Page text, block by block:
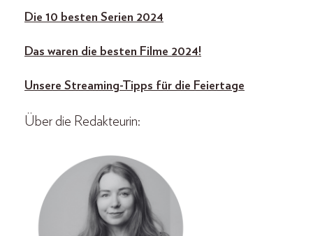
Die 10 besten Serien 2024
Das waren die besten Filme 2024!
Unsere Streaming-Tipps für die Feiertage
Über die Redakteurin: